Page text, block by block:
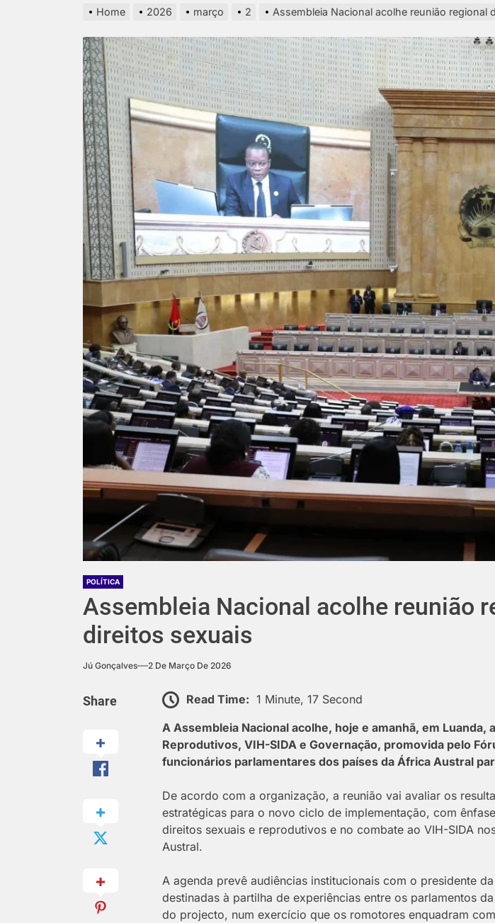
Home 2026 março 2 Assembleia Nacional acolhe reunião regional
POLÍTICA
Assembleia Nacional acolhe reunião
direitos sexuais
Jú Gonçalves 2 De Março De 2026
Share Read Time: 1 Minute, 17 Second
A Assembleia Nacional acolhe, hoje e amanhã, em
Reprodutivos, VIH-SIDA e Governação, promovida pelo
funcionários parlamentares dos países da África Austral
De acordo com a organização, a reunião vai avaliar os
estratégicas para o novo ciclo de implementação, com
direitos sexuais e reprodutivos e no combate ao VIH-SIDA
Austral.
A agenda prevê audiências institucionais com o presidente
destinadas à partilha de experiências entre os parlamentos
do projecto, num exercício que os romotores enquadram